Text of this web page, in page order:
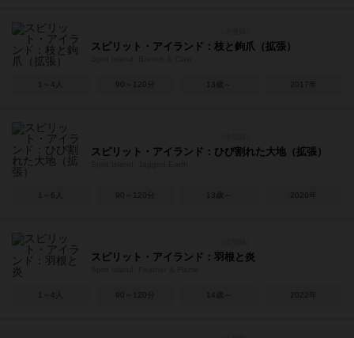
スピリット・アイランド：枝と鉤爪（拡張）
1～4人 90～120分 13歳～ 2017年
スピリット・アイランド：ひび割れた大地（拡張）
1～6人 90～120分 13歳～ 2020年
スピリット・アイランド：羽根と炎
1～4人 90～120分 14歳～ 2022年